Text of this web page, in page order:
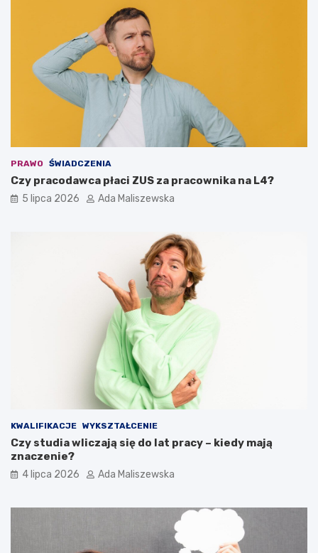
PRAWO ŚWIADCZENIA
Czy pracodawca płaci ZUS za pracownika na L4?
5 lipca 2026 Ada Maliszewska
KWALIFIKACJE WYKSZTAŁCENIE
Czy studia wliczają się do lat pracy – kiedy mają
znaczenie?
4 lipca 2026 Ada Maliszewska